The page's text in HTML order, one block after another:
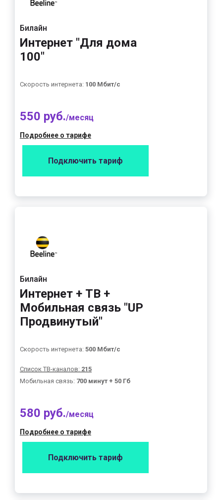
Билайн
Интернет "Для дома
100"
Скорость интернета: 100 Мбит/с
550 руб./месяц
Подробнее о тарифе
Подключить тариф
Билайн
Интернет + ТВ +
Мобильная связь "UP
Продвинутый"
Скорость интернета: 500 Мбит/с
Список ТВ-каналов: 215
Мобильная связь: 700 минут + 50 Гб
580 руб./месяц
Подробнее о тарифе
Подключить тариф